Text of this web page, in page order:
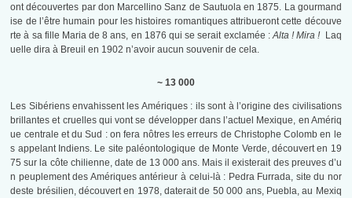
ont découvertes par don Marcellino Sanz de Sautuola en 1875. La gourmand
ise de l’être humain pour les histoires romantiques attribueront cette découve
rte à sa fille Maria de 8 ans, en 1876 qui se serait exclamée :Alta ! Mira ! Laq
uelle dira à Breuil en 1902 n’avoir aucun souvenir de cela.
~ 13 000
Les Sibériens envahissent les Amériques : ils sont à l’origine des civilisations
brillantes et cruelles qui vont se développer dans l’actuel Mexique, en Amériq
ue centrale et du Sud : on fera nôtres les erreurs de Christophe Colomb en le
s appelant Indiens. Le site paléontologique de Monte Verde, découvert en 19
75 sur la côte chilienne, date de 13 000 ans. Mais il existerait des preuves d’u
n peuplement des Amériques antérieur à celui-là : Pedra Furrada, site du nor
deste brésilien, découvert en 1978, daterait de 50 000 ans, Puebla, au Mexiq